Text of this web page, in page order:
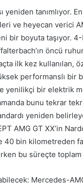
tanımlıyor.
ve heyecan verici
bir boyuta taşıyor.
öncü
ilk kez kullanılan,
performanslı bir
yenilikçi bir elektrik
bunu tekrar
yeniden
AMG GT XX’in
40 bin kilometreden
bu süreçte toplam
Mercedes-